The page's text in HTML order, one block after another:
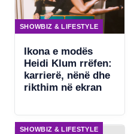
SHOWBIZ & LIFESTYLE
Ikona e modës
Heidi Klum rrëfen:
karrierë, nënë dhe
rikthim në ekran
SHOWBIZ & LIFESTYLE